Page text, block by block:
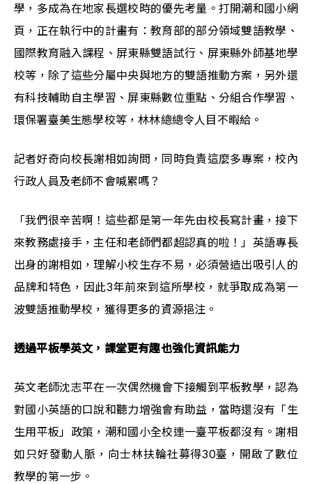
學，多成為在地家長選校時的優先考量。打開潮和國小網
頁，正在執行中的計畫有：教育部的部分領域雙語教學、
國際教育融入課程、屏東縣雙語試行、屏東縣外師基地學
校等，除了這些分屬中央與地方的雙語推動方案，另外還
有科技輔助自主學習、屏東縣數位重點、分組合作學習、
環保署臺美生態學校等，林林總總令人目不暇給。
記者好奇向校長謝相如詢問，同時負責這麼多專案，校內
行政人員及老師不會喊累嗎？
「我們很辛苦啊！這些都是第一年先由校長寫計畫，接下
來教務處接手，主任和老師們都超認真的啦！」英語專長
出身的謝相如，理解小校生存不易，必須營造出吸引人的
品牌和特色，因此3年前來到這所學校，就爭取成為第一
波雙語推動學校，獲得更多的資源挹注。
透過平板學英文，課堂更有趣也強化資訊能力
英文老師沈志平在一次偶然機會下接觸到平板教學，認為
對國小英語的口說和聽力增強會有助益，當時還沒有「生
生用平板」政策，潮和國小全校連一臺平板都沒有。謝相
如只好發動人脈，向士林扶輪社募得30臺，開啟了數位
教學的第一步。